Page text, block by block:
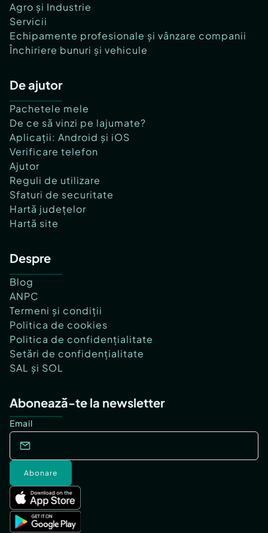
Agro și Industrie
Servicii
Echipamente profesionale și vânzare companii
Închiriere bunuri și vehicule
De ajutor
Pachetele mele
De ce să vinzi pe lajumate?
Aplicații: Android și iOS
Verificare telefon
Ajutor
Reguli de utilizare
Sfaturi de securitate
Hartă județelor
Hartă site
Despre
Blog
ANPC
Termeni și condiții
Politica de cookies
Politica de confidențialitate
Setări de confidențialitate
SAL și SOL
Abonează-te la newsletter
Email
Abonare